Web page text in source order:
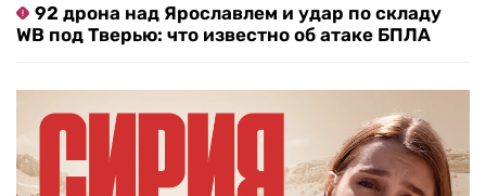
92 дрона над Ярославлем и удар по складу
WB под Тверью: что известно об атаке БПЛА